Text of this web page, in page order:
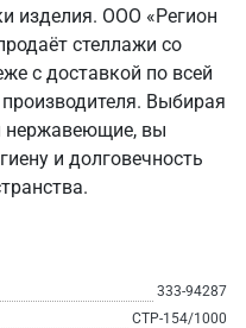
изделия. ООО «Регион
стеллажи со
с доставкой по всей
Выбирая
нержавеющие, вы
и долговечность
333-94287
СТР-154/1000